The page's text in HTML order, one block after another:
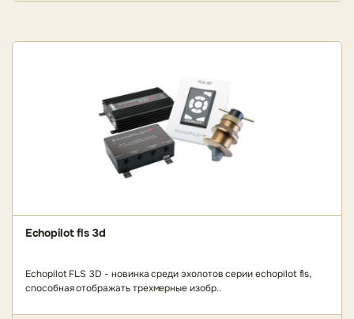
Echopilot fls 3d
Echopilot FLS 3D - новинка среди эхолотов серии echopilot fls,
способная отображать трехмерные изобр..